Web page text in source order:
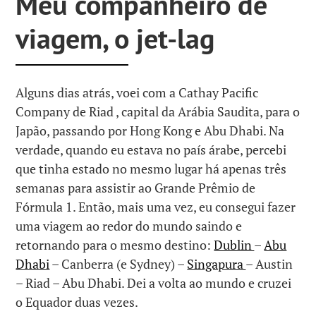
viagem, o jet-lag
Alguns dias atrás, voei com a Cathay Pacific
Company de Riad , capital da Arábia Saudita, para o
Japão, passando por Hong Kong e Abu Dhabi. Na
verdade, quando eu estava no país árabe, percebi
que tinha estado no mesmo lugar há apenas três
semanas para assistir ao Grande Prêmio de
Fórmula 1. Então, mais uma vez, eu consegui fazer
uma viagem ao redor do mundo saindo e
retornando para o mesmo destino:Dublin–Abu
Dhabi– Canberra (e Sydney) – Singapura– Austin
– Riad – Abu Dhabi. Dei a volta ao mundo e cruzei
o Equador duas vezes.